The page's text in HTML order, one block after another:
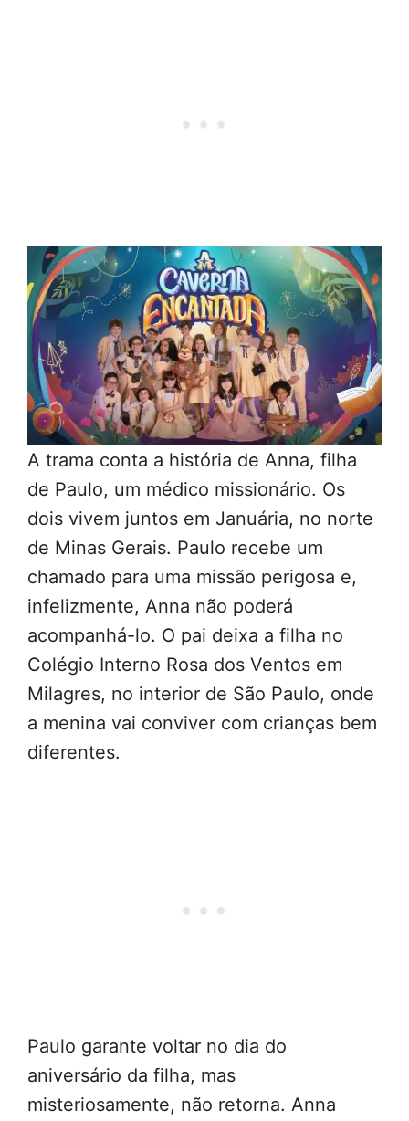
A trama conta a história de Anna, filha
de Paulo, um médico missionário. Os
dois vivem juntos em Januária, no norte
de Minas Gerais. Paulo recebe um
chamado para uma missão perigosa e,
infelizmente, Anna não poderá
acompanhá-lo. O pai deixa a filha no
Colégio Interno Rosa dos Ventos em
Milagres, no interior de São Paulo, onde
a menina vai conviver com crianças bem
diferentes.
Paulo garante voltar no dia do
aniversário da filha, mas
misteriosamente, não retorna. Anna